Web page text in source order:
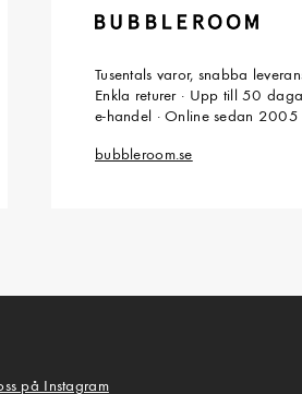
Tusentals varor, snabba
Enkla returer · Upp till 50
e-handel · Online sedan 2005
bubbleroom.se
på Instagram